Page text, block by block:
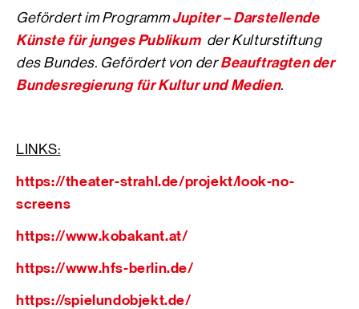
Gefördert im Programm Jupiter – Darstellende
Künste für junges Publikumder Kulturstiftung
des Bundes. Gefördert von derBeauftragten der
Bundesregierung für Kultur und Medien.
LINKS:
https://theater-strahl.de/projekt/look-no-
screens
https://www.kobakant.at/
https://www.hfs-berlin.de/
https://spielundobjekt.de/